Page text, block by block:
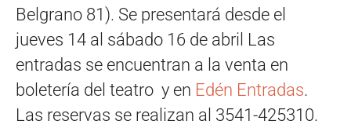
Belgrano 81). Se presentará desde el
jueves 14 al sábado 16 de abril Las
entradas se encuentran a la venta en
boletería del teatro y en Edén Entradas.
Las reservas se realizan al 3541-425310.